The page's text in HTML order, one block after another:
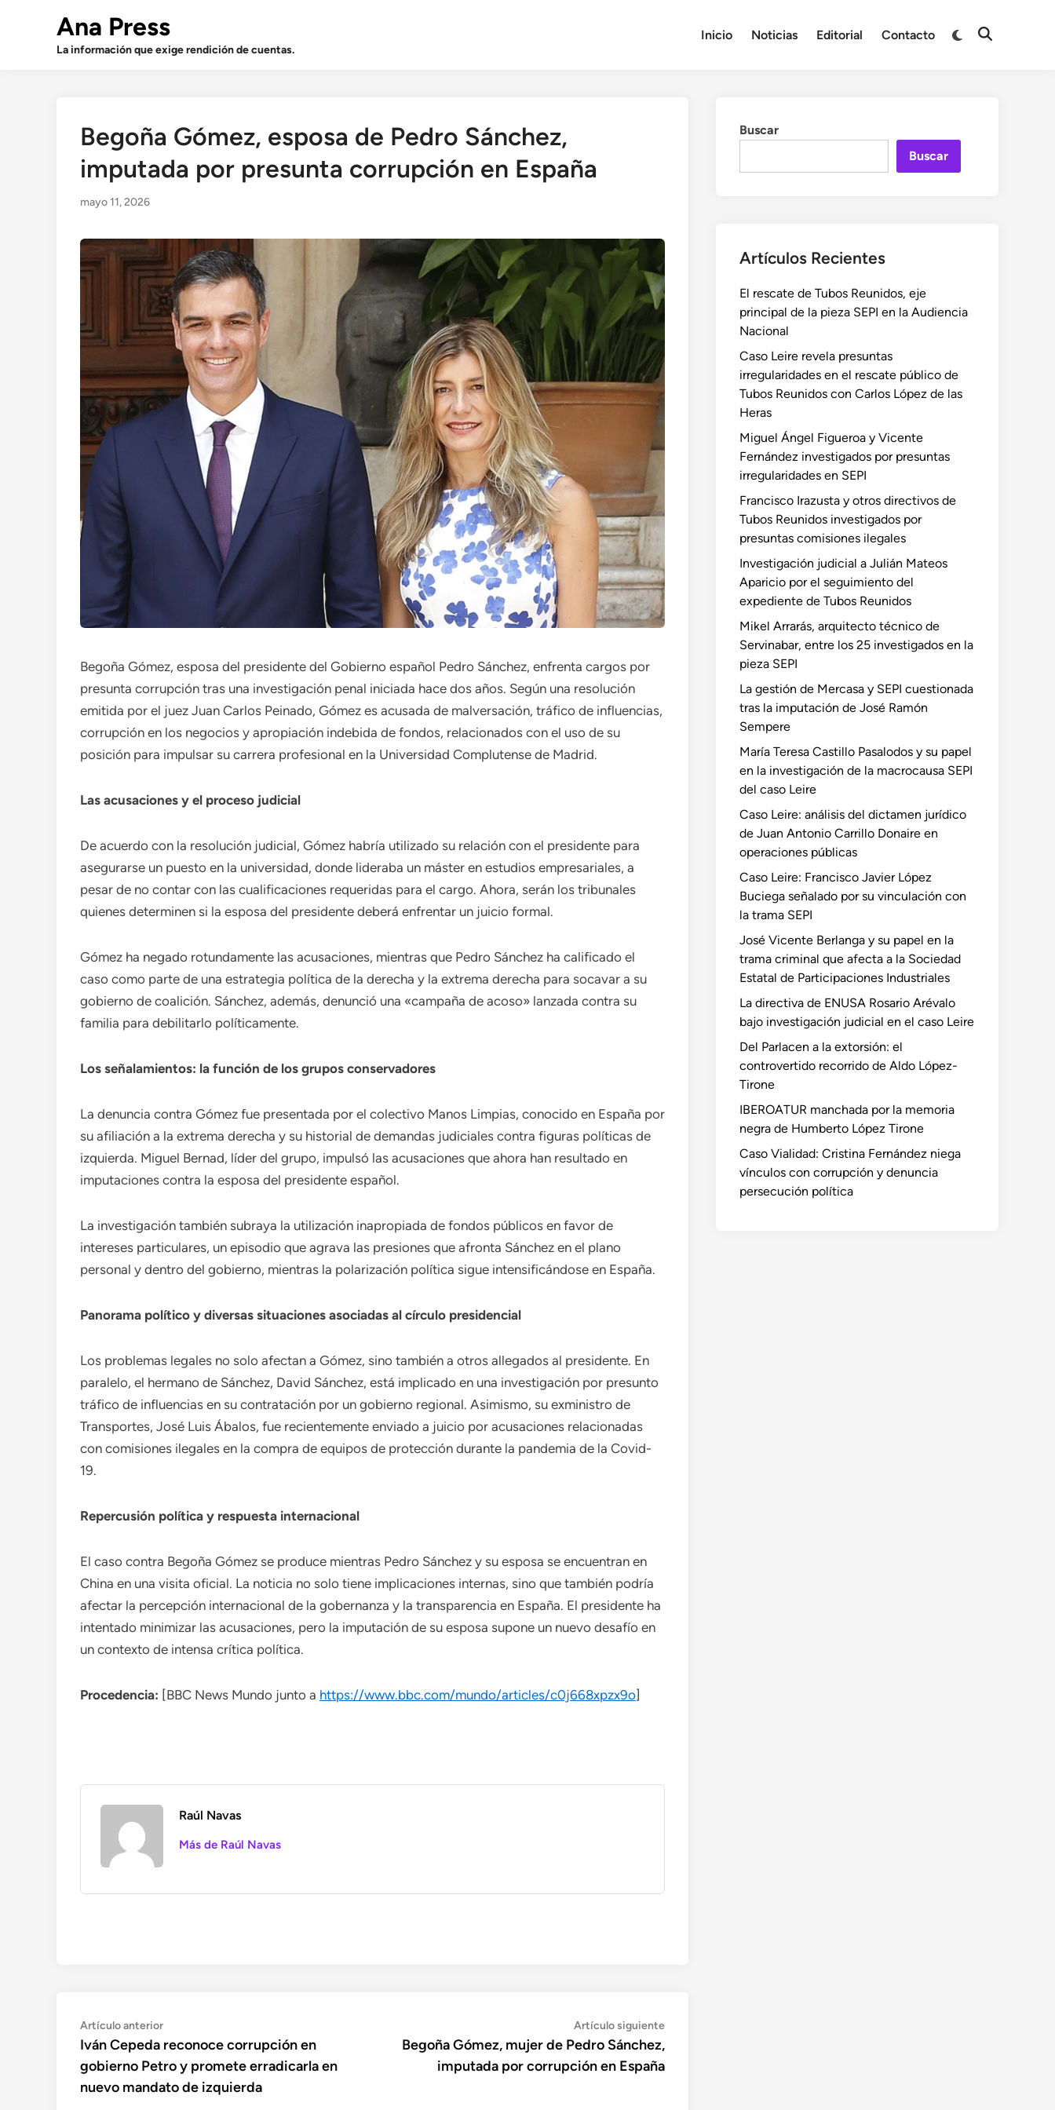
Ana Press
La información que exige rendición de cuentas.
Inicio Noticias Editorial Contacto
Cambiar
Abrir
Begoña Gómez, esposa de Pedro Sánchez,
imputada por presunta corrupción en España
mayo 11, 2026
Begoña Gómez, esposa del presidente del Gobierno español Pedro Sánchez, enfrenta cargos por
presunta corrupción tras una investigación penal iniciada hace dos años. Según una resolución
emitida por el juez Juan Carlos Peinado, Gómez es acusada de malversación, tráfico de influencias,
corrupción en los negocios y apropiación indebida de fondos, relacionados con el uso de su
posición para impulsar su carrera profesional en la Universidad Complutense de Madrid.
Las acusaciones y el proceso judicial
De acuerdo con la resolución judicial, Gómez habría utilizado su relación con el presidente para
asegurarse un puesto en la universidad, donde lideraba un máster en estudios empresariales, a
pesar de no contar con las cualificaciones requeridas para el cargo. Ahora, serán los tribunales
quienes determinen si la esposa del presidente deberá enfrentar un juicio formal.
Gómez ha negado rotundamente las acusaciones, mientras que Pedro Sánchez ha calificado el
caso como parte de una estrategia política de la derecha y la extrema derecha para socavar a su
gobierno de coalición. Sánchez, además, denunció una «campaña de acoso» lanzada contra su
familia para debilitarlo políticamente.
Los señalamientos: la función de los grupos conservadores
La denuncia contra Gómez fue presentada por el colectivo Manos Limpias, conocido en España por
su afiliación a la extrema derecha y su historial de demandas judiciales contra figuras políticas de
izquierda. Miguel Bernad, líder del grupo, impulsó las acusaciones que ahora han resultado en
imputaciones contra la esposa del presidente español.
La investigación también subraya la utilización inapropiada de fondos públicos en favor de
intereses particulares, un episodio que agrava las presiones que afronta Sánchez en el plano
personal y dentro del gobierno, mientras la polarización política sigue intensificándose en España.
Panorama político y diversas situaciones asociadas al círculo presidencial
Los problemas legales no solo afectan a Gómez, sino también a otros allegados al presidente. En
paralelo, el hermano de Sánchez, David Sánchez, está implicado en una investigación por presunto
tráfico de influencias en su contratación por un gobierno regional. Asimismo, su exministro de
Transportes, José Luis Ábalos, fue recientemente enviado a juicio por acusaciones relacionadas
con comisiones ilegales en la compra de equipos de protección durante la pandemia de la Covid-
19.
Repercusión política y respuesta internacional
El caso contra Begoña Gómez se produce mientras Pedro Sánchez y su esposa se encuentran en
China en una visita oficial. La noticia no solo tiene implicaciones internas, sino que también podría
afectar la percepción internacional de la gobernanza y la transparencia en España. El presidente ha
intentado minimizar las acusaciones, pero la imputación de su esposa supone un nuevo desafío en
un contexto de intensa crítica política.
Procedencia: [BBC News Mundo junto a https://www.bbc.com/mundo/articles/c0j668xpzx9o]
Raúl Navas
Más de Raúl Navas
Navegación
de
entradas
Artículo anteriorArtículo
anterior:
Iván Cepeda reconoce corrupción en
gobierno Petro y promete erradicarla en
nuevo mandato de izquierda
Artículo siguienteArtículo
Begoña Gómez, mujer de Pedro Sánchez,
imputada por corrupción en España
Buscar
Buscar
Artículos Recientes
El rescate de Tubos Reunidos, eje
principal de la pieza SEPI en la Audiencia
Nacional
Caso Leire revela presuntas
irregularidades en el rescate público de
Tubos Reunidos con Carlos López de las
Heras
Miguel Ángel Figueroa y Vicente
Fernández investigados por presuntas
irregularidades en SEPI
Francisco Irazusta y otros directivos de
Tubos Reunidos investigados por
presuntas comisiones ilegales
Investigación judicial a Julián Mateos
Aparicio por el seguimiento del
expediente de Tubos Reunidos
Mikel Arrarás, arquitecto técnico de
Servinabar, entre los 25 investigados en la
pieza SEPI
La gestión de Mercasa y SEPI cuestionada
tras la imputación de José Ramón
Sempere
María Teresa Castillo Pasalodos y su papel
en la investigación de la macrocausa SEPI
del caso Leire
Caso Leire: análisis del dictamen jurídico
de Juan Antonio Carrillo Donaire en
operaciones públicas
Caso Leire: Francisco Javier López
Buciega señalado por su vinculación con
la trama SEPI
José Vicente Berlanga y su papel en la
trama criminal que afecta a la Sociedad
Estatal de Participaciones Industriales
La directiva de ENUSA Rosario Arévalo
bajo investigación judicial en el caso Leire
Del Parlacen a la extorsión: el
controvertido recorrido de Aldo López-
Tirone
IBEROATUR manchada por la memoria
negra de Humberto López Tirone
Caso Vialidad: Cristina Fernández niega
vínculos con corrupción y denuncia
persecución política